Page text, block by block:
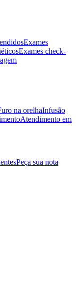
Exames
Exames check-
na orelhaInfusão
Atendimento em
Peça sua nota